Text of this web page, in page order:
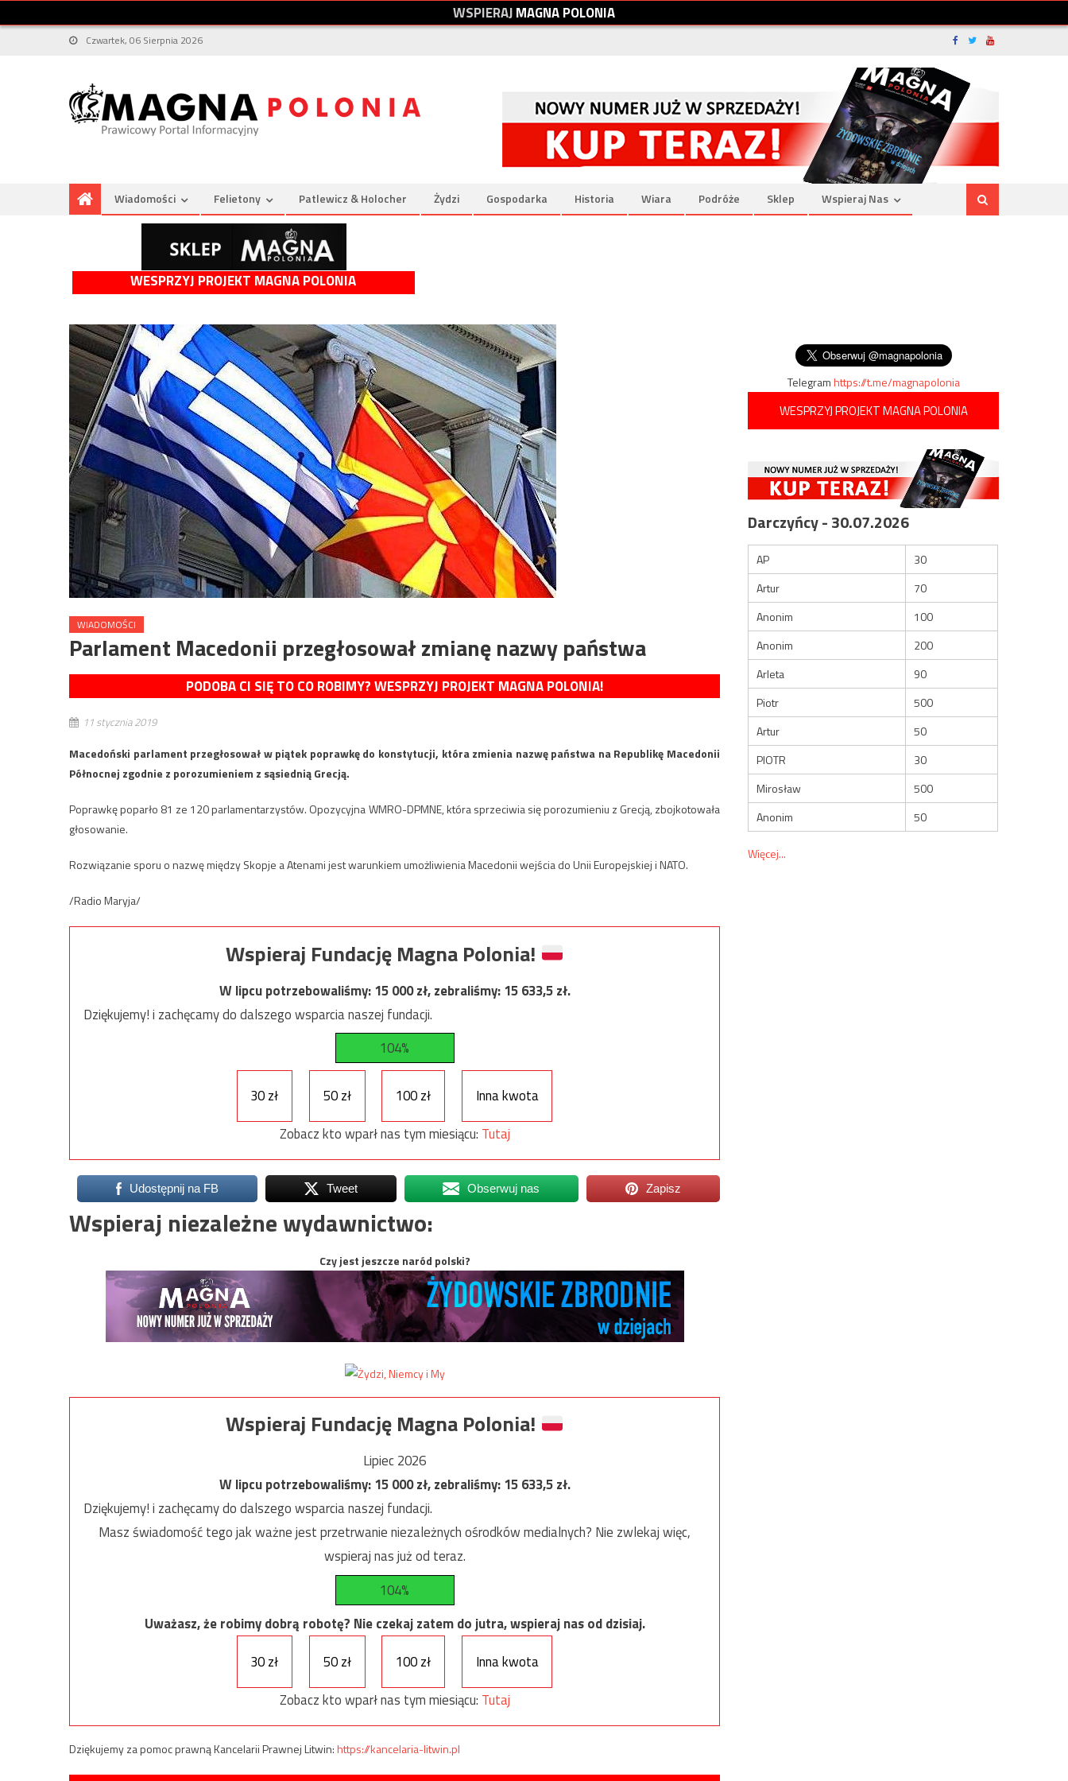
WSPIERAJMAGNAPOLONIA
Czwartek, 06 Sierpnia 2026
Wiadomości Felietony Patlewicz & Holocher Żydzi Gospodarka Historia Wiara Podróże Sklep Wspieraj Nas
WESPRZYJ PROJEKT MAGNA POLONIA
WIADOMOŚCI
Parlament Macedonii przegłosował zmianę nazwy państwa
PODOBA CI SIĘ TO CO ROBIMY? WESPRZYJ PROJEKT MAGNA POLONIA!
11 stycznia 2019
Macedoński parlament przegłosował w piątek poprawkę do konstytucji, która zmienia nazwę państwa na Republikę Macedonii
Północnej zgodnie z porozumieniem z sąsiednią Grecją.
Poprawkę poparło 81 ze 120 parlamentarzystów. Opozycyjna WMRO-DPMNE, która sprzeciwia się porozumieniu z Grecją, zbojkotowała
głosowanie.
Rozwiązanie sporu o nazwę między Skopje a Atenami jest warunkiem umożliwienia Macedonii wejścia do Unii Europejskiej i NATO.
/Radio Maryja/
Wspieraj Fundację Magna Polonia!
W lipcu potrzebowaliśmy:15 000zł, zebraliśmy:15 633,5zł.
Dziękujemy! i zachęcamy do dalszego wsparcia naszej fundacji.
104%
30 zł 50 zł 100 zł
Inna kwota
Zobacz kto wparł nas tym miesiącu: Tutaj
Udostępnij na FB Tweet Obserwuj nas Zapisz
Wspieraj niezależne wydawnictwo:
Czy jest jeszcze naród polski?
Wspieraj Fundację Magna Polonia!
Lipiec 2026
W lipcu potrzebowaliśmy:15 000zł, zebraliśmy:15 633,5zł.
Dziękujemy! i zachęcamy do dalszego wsparcia naszej fundacji.
Masz świadomość tego jak ważne jest przetrwanie niezależnych ośrodków medialnych? Nie zwlekaj więc,
wspieraj nas już od teraz.
104%
Uważasz, że robimy dobrą robotę? Nie czekaj zatem do jutra, wspieraj nas od dzisiaj.
30 zł
50 zł 100 zł
Inna kwota
Zobacz kto wparł nas tym miesiącu: Tutaj
Dziękujemy za pomoc prawną Kancelarii Prawnej Litwin:https://kancelaria-litwin.pl
Telegramhttps://t.me/magnapolonia
WESPRZYJ PROJEKT MAGNA POLONIA
Darczyńcy - 30.07.2026
AP
30
Artur
70
Anonim
100
Anonim
200
Arleta
90
Piotr
500
Artur
50
PIOTR
30
Mirosław
500
Anonim
50
Więcej...